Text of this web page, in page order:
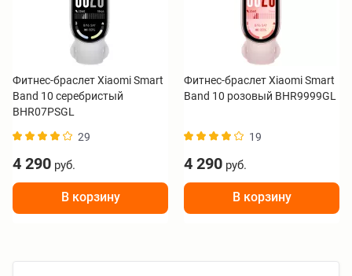
Фитнес-браслет Xiaomi Smart
Band 10 серебристый
BHR07PSGL
29
4 290 руб.
В корзину
Фитнес-браслет Xiaomi Smart
Band 10 розовый BHR9999GL
19
4 290 руб.
В корзину